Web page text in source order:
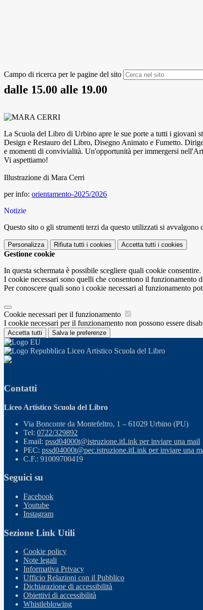
Campo di ricerca per le pagine del sito
dalle 15.00 alle 19.00
La Scuola del Libro di Urbino apre le sue porte a tutti i giovani
Design e Restauro del Libro, Disegno Animato e Fumetto.
e momenti di convivialità. Un'opportunità per immergersi
Vi aspettiamo!
Illustrazione di Mara Cerri
per info: orientamento-2025/2026
Notizie
Questo sito o gli strumenti terzi da questo utilizzati si
Personalizza Rifiuta tutti i cookies Accetta tutti i cookies
Gestione cookie
In questa schermata è possibile scegliere quali cookie consentire.
I cookie necessari sono quelli che consentono il funzionamento
Per conoscere quali sono i cookie necessari al funzionamento
Cookie necessari per il funzionamento
I cookie necessari per il funzionamento non possono essere
Accetta tutti Salva le preferenze
Liceo Artistico Scuola del Libro
Contatti
Liceo Artistico Scuola del Libro
Via Bonconte da Montefeltro, 1 – 61029 Urbino (PU)
Tel: 0722/329892
Email: pssd04000t@istruzione.itLink per inviare una mail
PEC: pssd04000t@pec.istruzione.itLink per inviare una
C.F.: 91009700419
Seguici su
Facebook
Youtube
Instagram
Sezione Link Utili
Cookie policy
Note legali
Informativa Privacy
Ufficio Relazioni con il Pubblico
Dichiarazione di accessibilità
Obiettivi di accessibilità
Whistleblowing